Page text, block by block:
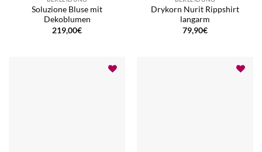
Soluzione Bluse mit
Dekoblumen
219,00€
Drykorn Nurit Rippshirt
langarm
79,90€